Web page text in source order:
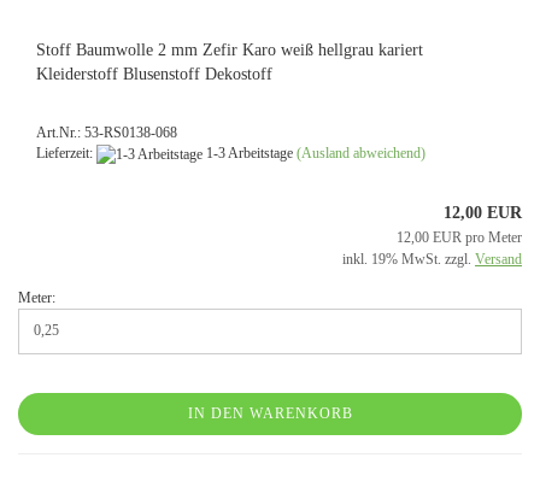
Stoff Baumwolle 2 mm Zefir Karo weiß hellgrau kariert
Kleiderstoff Blusenstoff Dekostoff
Art.Nr.: 53-RS0138-068
Lieferzeit:
1-3 Arbeitstage (Ausland abweichend)
12,00 EUR
12,00 EUR pro Meter
inkl. 19% MwSt. zzgl. Versand
Meter:
IN DEN WARENKORB